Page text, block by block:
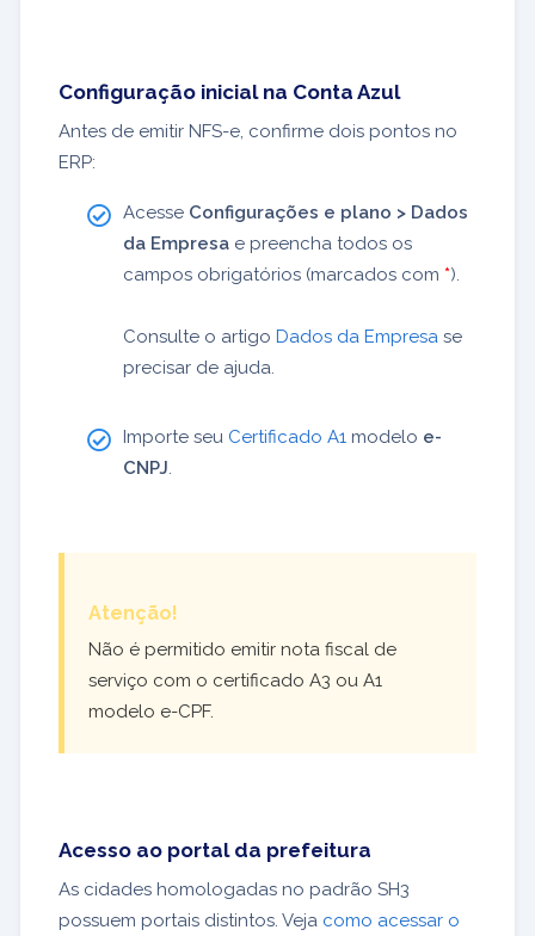
Configuração inicial na Conta Azul
Antes de emitir NFS-e, confirme dois pontos no
ERP:
Acesse Configurações e plano > Dados
da Empresa e preencha todos os
campos obrigatórios (marcados com *).
Consulte o artigo Dados da Empresa se
precisar de ajuda.
Importe seu Certificado A1 modelo e-
CNPJ.
Atenção!
Não é permitido emitir nota fiscal de
serviço com o certificado A3 ou A1
modelo e-CPF.
Acesso ao portal da prefeitura
As cidades homologadas no padrão SH3
possuem portais distintos. Veja como acessar o